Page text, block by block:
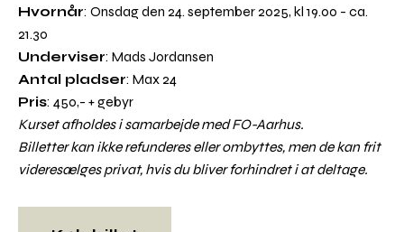
Hvornår: Onsdag den 24. september 2025, kl 19.00 - ca.
21.30
Underviser: Mads Jordansen
Antal pladser: Max 24
Pris: 450,- + gebyr
Kurset afholdes i samarbejde med FO-Aarhus.
Billetter kan ikke refunderes eller ombyttes, men de kan frit
videresælges privat, hvis du bliver forhindret i at deltage.